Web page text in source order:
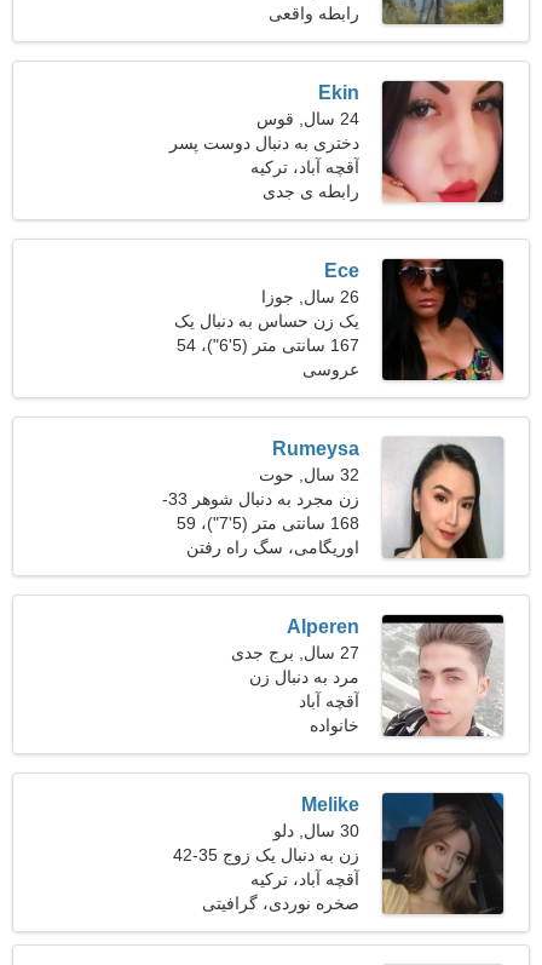
رابطه واقعی
Ekin
24 سال, قوس
دختری به دنبال دوست پسر
30-36
آقچه آباد، ترکیه
رابطه ی جدی
Ece
26 سال, جوزا
یک زن حساس به دنبال یک
رابطه عاشقانه است
167 سانتی متر (5'6")، 54
کیلوگرم (119 پوند)
عروسی
Rumeysa
32 سال, حوت
زن مجرد به دنبال شوهر 33-
41
168 سانتی متر (5'7")، 59
کیلوگرم (130 پوند)
اوریگامی، سگ راه رفتن
Alperen
27 سال, برج جدی
مرد به دنبال زن
آقچه آباد
خانواده
Melike
30 سال, دلو
زن به دنبال یک زوج 35-42
آقچه آباد، ترکیه
صخره نوردی، گرافیتی